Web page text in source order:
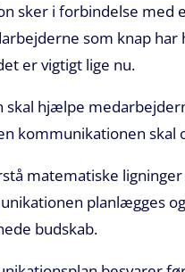
sker i forbindelse
som knap
er vigtigt lige nu.
skal hjælpe
kommunikationen
matematiske
planlægges
budskab.